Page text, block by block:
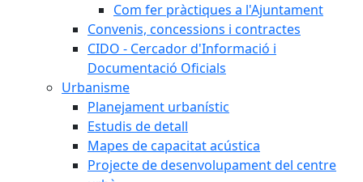
Com fer pràctiques a l'Ajuntament
Convenis, concessions i contractes
CIDO - Cercador d'Informació i
Documentació Oficials
Urbanisme
Planejament urbanístic
Estudis de detall
Mapes de capacitat acústica
Projecte de desenvolupament del centre